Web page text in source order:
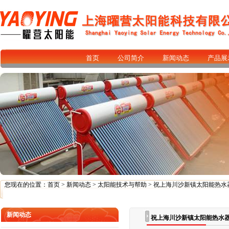
首页 公司简介 新闻动态 产品展
您现在的位置： 首页 > 新闻动态 > 太阳能技术与帮助 > 祝上海川沙新镇太阳能热
新闻动态 祝上海川沙新镇太阳能热水